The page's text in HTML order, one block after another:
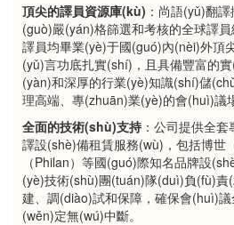
頂尖的譯員資源庫(kù) ：尚語(yǔ)翻
(guò)嚴(yán)格篩選和考核的全球譯
譯員均畢業(yè)于國(guó)內(nèi)外頂
(yǔ)言功底扎實(shí)，且具備豐富的
(yàn)和深厚的行業(yè)知識(shí)儲
理高端、專(zhuān)業(yè)的會(huì)議
全面的技術(shù)支持 ：公司提供全
譯設(shè)備租賃服務(wù)，包括博世
（Philan）等國(guó)際知名品牌設
(yè)技術(shù)團(tuán)隊(duì)負(fù)
建、調(diào)試和保障，確保會(huì)
(wěn)定無(wú)中斷。